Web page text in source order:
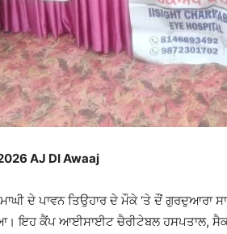
AJ DI Awaaj
ਦੇ ਪਾਵਨ ਤਿਉਹਾਰ ਦੇ ਮੌਕੇ ‘ਤੇ ਦੌਂ ਗੁਰਦੁਆਰਾ
ਇਹ ਕੈਂਪ ਆਈਸਾਈਟ ਚੈਰੀਟੇਬਲ ਹਸਪਤਾਲ,